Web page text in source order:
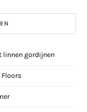
linnen gordijnen
Floors